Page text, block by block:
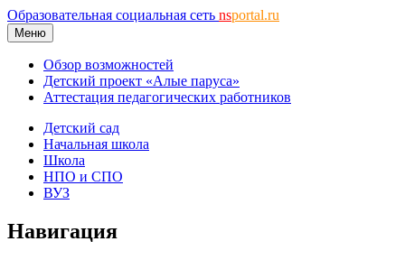
Образовательная социальная сеть nsportal.ru
Меню
Обзор возможностей
Детский проект «Алые паруса»
Аттестация педагогических работников
Детский сад
Начальная школа
Школа
НПО и СПО
ВУЗ
Навигация